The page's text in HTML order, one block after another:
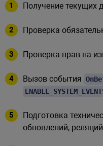
*
*
         */
/**
*
*
*
Получение текущих
Проверка
Проверка прав на
Вызов события
Подготовка
обновлений,